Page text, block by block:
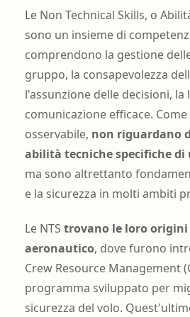
Le Non Technical Skills, o
sono un insieme di
comprendono la gestione
gruppo, la consapevolezza
l'assunzione delle decisioni, la
comunicazione efficace.
osservabile, non riguardano
abilità tecniche specifiche di
ma sono altrettanto
e la sicurezza in molti ambiti
Le NTS trovano le loro
aeronautico, dove furono
Crew Resource Management
programma sviluppato per
sicurezza del volo.